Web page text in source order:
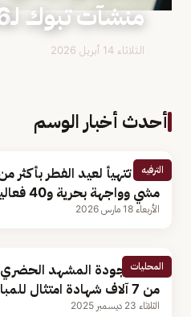
منشآت تبوك لـ86%
الثلاثاء 14 أبريل 2026
أحدث أخبار الوسم
الترفيه
مشي وواجهة بحرية و40 فعالية
الأربعاء 18 مارس 2026
المحليات
لتعزيز جودة المشهد
من 7 آلاف شهادة امتثال للمباني
الثلاثاء 23 ديسمبر 2025